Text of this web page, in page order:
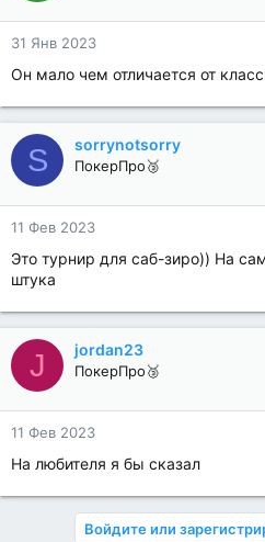
31 Янв 2023
Он мало чем отличается от
S sorrynotsorry
ПокерПро🥉
11 Фев 2023
Это турнир для саб-зиро)) На
штука
J jordan23
ПокерПро🥉
11 Фев 2023
На любителя я бы сказал
Войдите или